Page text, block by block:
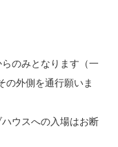
のみとなります（一
の外側を通行願いま
ウスへの入場はお断